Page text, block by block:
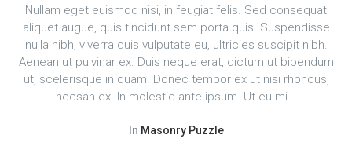
Nullam eget euismod nisi, in feugiat felis. Sed consequat
aliquet augue, quis tincidunt sem porta quis. Suspendisse
nulla nibh, viverra quis vulputate eu, ultricies suscipit nibh.
Aenean ut pulvinar ex. Duis neque erat, dictum ut bibendum
ut, scelerisque in quam. Donec tempor ex ut nisi rhoncus,
necsan ex. In molestie ante ipsum. Ut eu mi...
In Masonry Puzzle